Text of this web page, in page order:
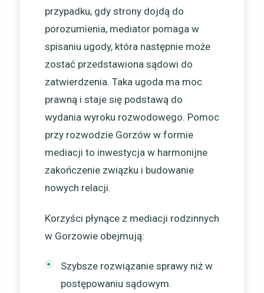
przypadku, gdy strony dojdą do
porozumienia, mediator pomaga w
spisaniu ugody, która następnie może
zostać przedstawiona sądowi do
zatwierdzenia. Taka ugoda ma moc
prawną i staje się podstawą do
wydania wyroku rozwodowego. Pomoc
przy rozwodzie Gorzów w formie
mediacji to inwestycja w harmonijne
zakończenie związku i budowanie
nowych relacji.
Korzyści płynące z mediacji rodzinnych
w Gorzowie obejmują:
Szybsze rozwiązanie sprawy niż w
postępowaniu sądowym.